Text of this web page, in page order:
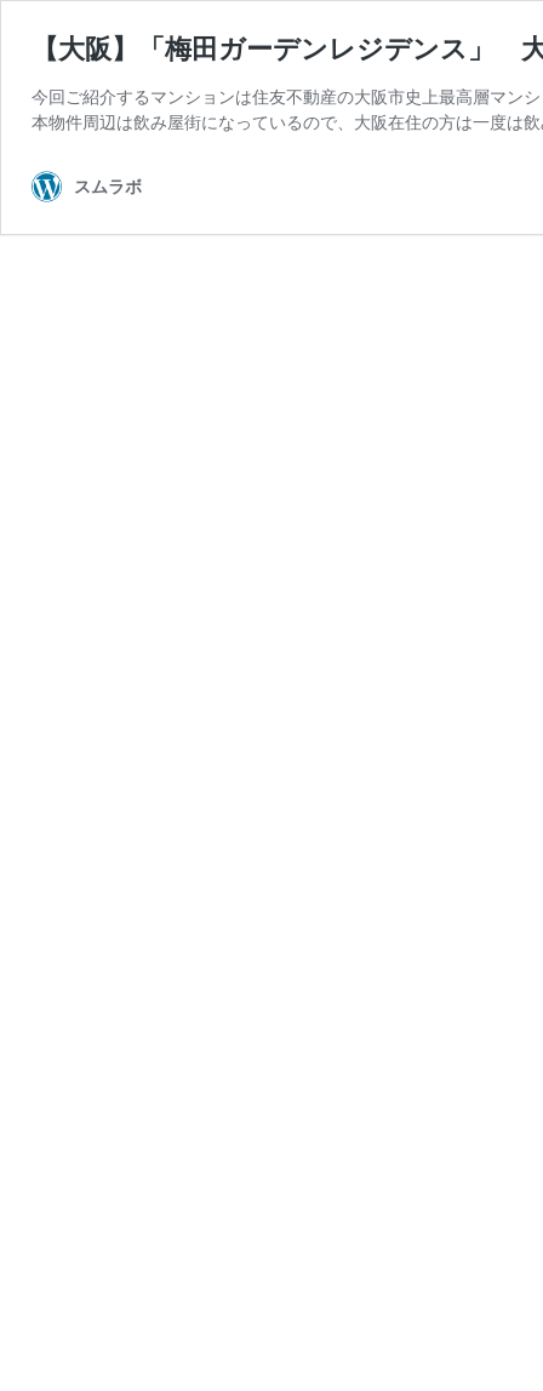
【大阪】「梅田ガーデンレジデンス」
今回ご紹介するマンションは住友不動産の大阪市史上最高層マン
本物件周辺は飲み屋街になっているので、大阪在住の方は一度は
スムラボ